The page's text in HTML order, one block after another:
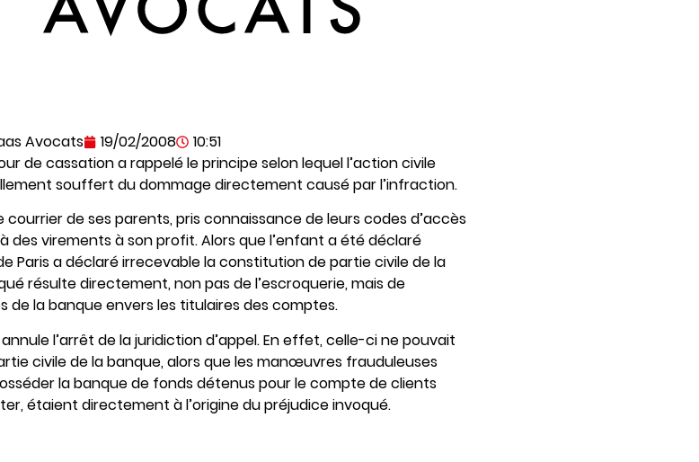
Avocats 19/02/2008
10:51
de cassation a rappelé le principe selon lequel l’action civile
souffert du dommage directement causé par l’infraction.
de ses parents, pris connaissance de leurs codes d’accès
des virements à son profit. Alors que l’enfant a été déclaré
Paris a déclaré irrecevable la constitution de partie civile de la
résulte directement, non pas de l’escroquerie, mais de
de la banque envers les titulaires des comptes.
l’arrêt de la juridiction d’appel. En effet, celle-ci ne pouvait
civile de la banque, alors que les manœuvres frauduleuses
la banque de fonds détenus pour le compte de clients
étaient directement à l’origine du préjudice invoqué.